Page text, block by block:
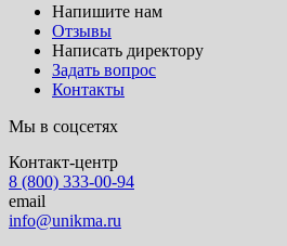
Напишите нам
Отзывы
Написать директору
Задать вопрос
Контакты
Мы в соцсетях
Контакт-центр
8 (800) 333-00-94
email
info@unikma.ru